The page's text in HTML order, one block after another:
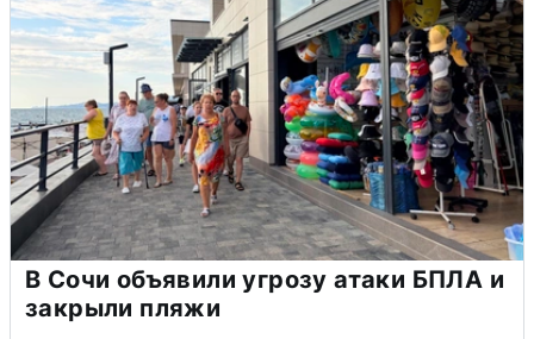
В Сочи объявили угрозу атаки БПЛА и
закрыли пляжи